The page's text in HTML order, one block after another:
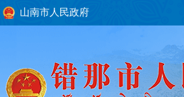
山南市人民政府